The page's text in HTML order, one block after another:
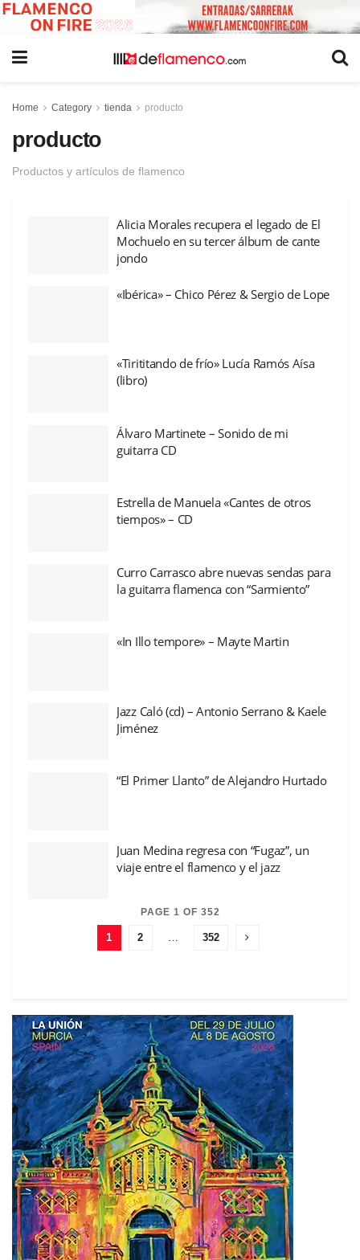
Home Category tienda producto
producto
Productos y artículos de flamenco
Alicia Morales recupera el legado de El
Mochuelo en su tercer álbum de cante
jondo
«Ibérica» – Chico Pérez & Sergio de Lope
«Tirititando de frío» Lucía Ramós Aísa
(libro)
Álvaro Martinete – Sonido de mi
guitarra CD
Estrella de Manuela «Cantes de otros
tiempos» – CD
Curro Carrasco abre nuevas sendas para
la guitarra flamenca con “Sarmiento”
«In Illo tempore» – Mayte Martin
Jazz Caló (cd) – Antonio Serrano & Kaele
Jiménez
“El Primer Llanto” de Alejandro Hurtado
Juan Medina regresa con “Fugaz”, un
viaje entre el flamenco y el jazz
PAGE 1 OF 352
1 2 … 352